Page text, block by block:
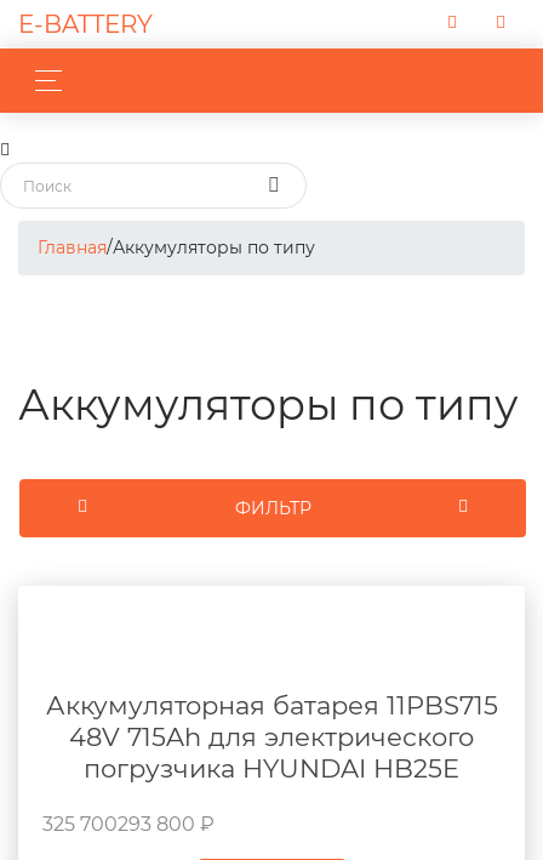
E-BATTERY
Главная/Аккумуляторы по типу
Аккумуляторы по типу
Аккумуляторная батарея 11PBS715
48V 715Ah для электрического
погрузчика HYUNDAI HB25E
325 700293 800 ₽
ФИЛЬТР